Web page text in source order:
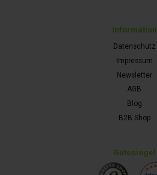
Information
Datenschutz
Impressum
Newsletter
AGB
Blog
B2B Shop
Gütesiegel